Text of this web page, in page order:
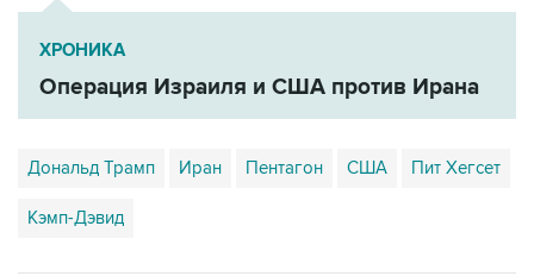
ХРОНИКА
Операция Израиля и США против Ирана
Дональд Трамп Иран Пентагон США Пит Хегсет
Кэмп-Дэвид